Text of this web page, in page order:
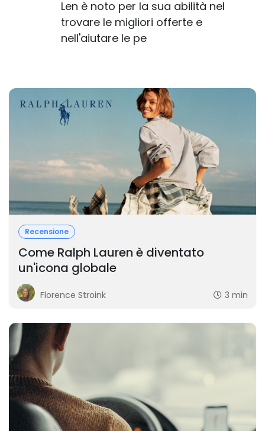
Len è noto per la sua abilità nel
trovare le migliori offerte e
nell'aiutare le pe
Recensione
Come Ralph Lauren è diventato
un'icona globale
Florence Stroink 3 min